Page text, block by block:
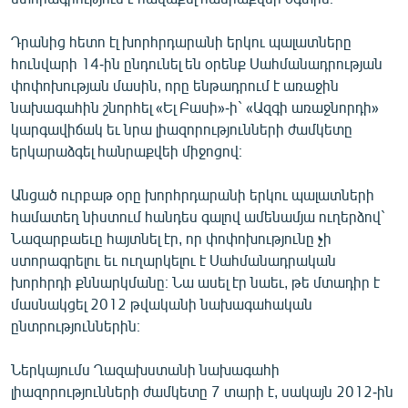
Դրանից հետո էլ խորհրդարանի երկու պալատները
հունվարի 14-ին ընդունել են օրենք Սահմանադրության
փոփոխության մասին, որը ենթադրում է առաջին
նախագահին շնորհել «Ել Բասի»-ի` «Ազգի առաջնորդի»
կարգավիճակ եւ նրա լիազորությունների ժամկետը
երկարաձգել հանրաքվեի միջոցով։
Անցած ուրբաթ օրը խորհրդարանի երկու պալատների
համատեղ նիստում հանդես գալով ամենամյա ուղերձով`
Նազարբաեւը հայտնել էր, որ փոփոխությունը չի
ստորագրելու եւ ուղարկելու է Սահմանադրական
խորհրդի քննարկմանը։ Նա ասել էր նաեւ, թե մտադիր է
մասնակցել 2012 թվականի նախագահական
ընտրություններին։
Ներկայումս Ղազախստանի նախագահի
լիազորությունների ժամկետը 7 տարի է, սակայն 2012-ին